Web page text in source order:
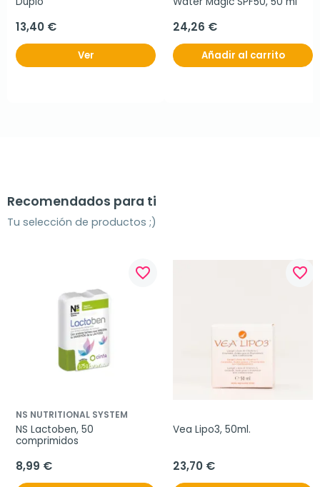
13,40 €
Ver
24,26 €
Añadir al carrito
Recomendados para ti
Tu selección de productos ;)
favorite_border
NS NUTRITIONAL SYSTEM
NS Lactoben, 50
comprimidos
8,99 €
favorite_border
Vea Lipo3, 50ml.
23,70 €